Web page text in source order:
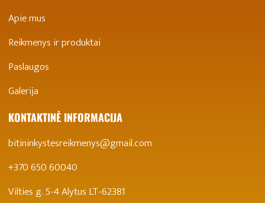
Apie mus
Reikmenys ir produktai
Paslaugos
Galerija
KONTAKTINĖ INFORMACIJA
bitininkystesreikmenys@gmail.com
+370 650 60040
Vilties g. 5-4 Alytus LT-62381